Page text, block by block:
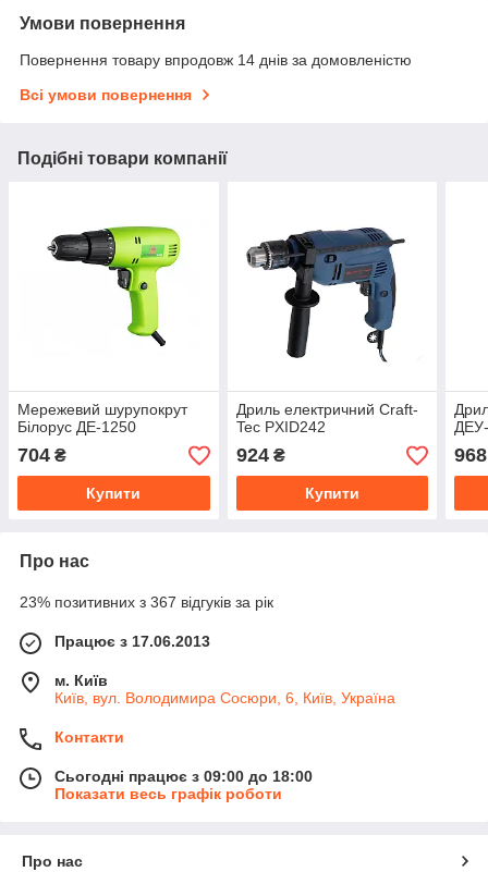
Умови повернення
Повернення товару впродовж 14 днів за домовленістю
Всі умови повернення
Подібні товари компанії
Мережевий шурупокрут
Білорус ДЕ-1250
704 ₴
Купити
Дриль електричний Craft-
Tec PXID242
924₴
Купити
968
Про нас
23% позитивних з 367 відгуків за рік
Працює з 17.06.2013
м. Київ
Київ, вул. Володимира Сосюри, 6, Київ, Україна
Контакти
Сьогодні працює з 09:00 до 18:00
Показати весь графік роботи
Про нас